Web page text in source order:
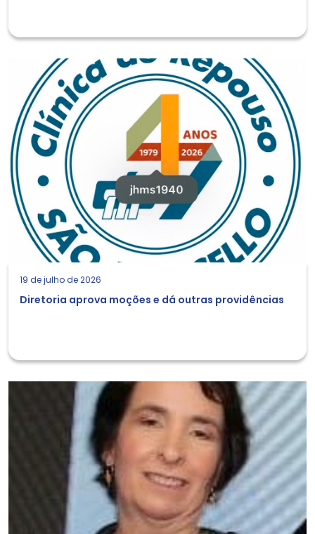
19 de julho de 2026
Diretoria aprova moções e dá outras providências